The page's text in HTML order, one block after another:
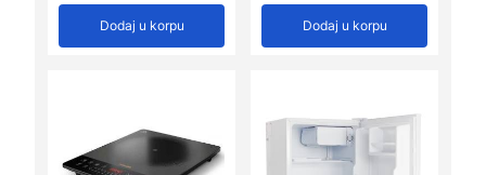
Dodaj u korpu Dodaj u korpu